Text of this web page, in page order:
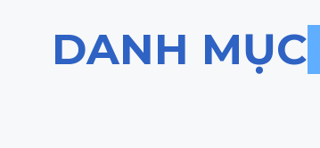
DANH MỤC